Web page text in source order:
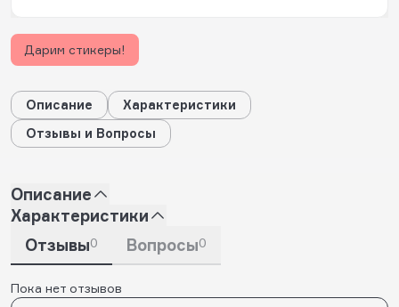
Дарим стикеры!
Описание
Характеристики
Отзывы и Вопросы
Описание
Характеристики
Отзывы0 Вопросы0
Пока нет отзывов